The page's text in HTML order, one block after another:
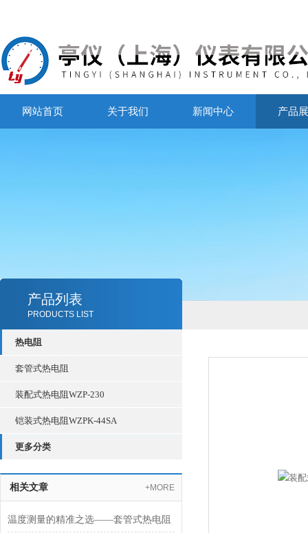
网站首页 关于我们 新闻中心 产品
产品列表
PRODUCTS LIST
热电阻
套管式热电阻
装配式热电阻WZP-230
铠装式热电阻WZPK-44SA
更多分类
相关文章 +MORE
温度测量的精准之选——套管式热电阻